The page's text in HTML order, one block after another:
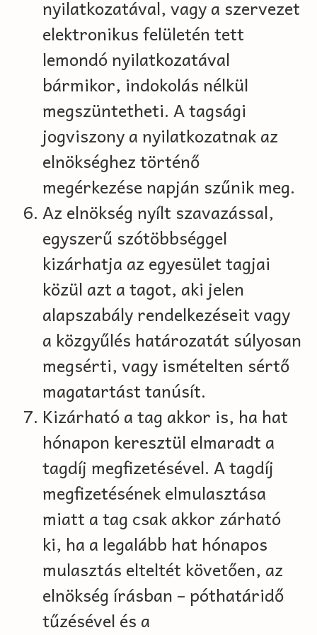
nyilatkozatával, vagy a szervezet
elektronikus felületén tett
lemondó nyilatkozatával
bármikor, indokolás nélkül
megszüntetheti. A tagsági
jogviszony a nyilatkozatnak az
elnökséghez történő
megérkezése napján szűnik meg.
Az elnökség nyílt szavazással,
egyszerű szótöbbséggel
kizárhatja az egyesület tagjai
közül azt a tagot, aki jelen
alapszabály rendelkezéseit vagy
a közgyűlés határozatát súlyosan
megsérti, vagy ismételten sértő
magatartást tanúsít.
Kizárható a tag akkor is, ha hat
hónapon keresztül elmaradt a
tagdíj megfizetésével. A tagdíj
megfizetésének elmulasztása
miatt a tag csak akkor zárható
ki, ha a legalább hat hónapos
mulasztás elteltét követően, az
elnökség írásban – póthatáridő
tűzésével és a